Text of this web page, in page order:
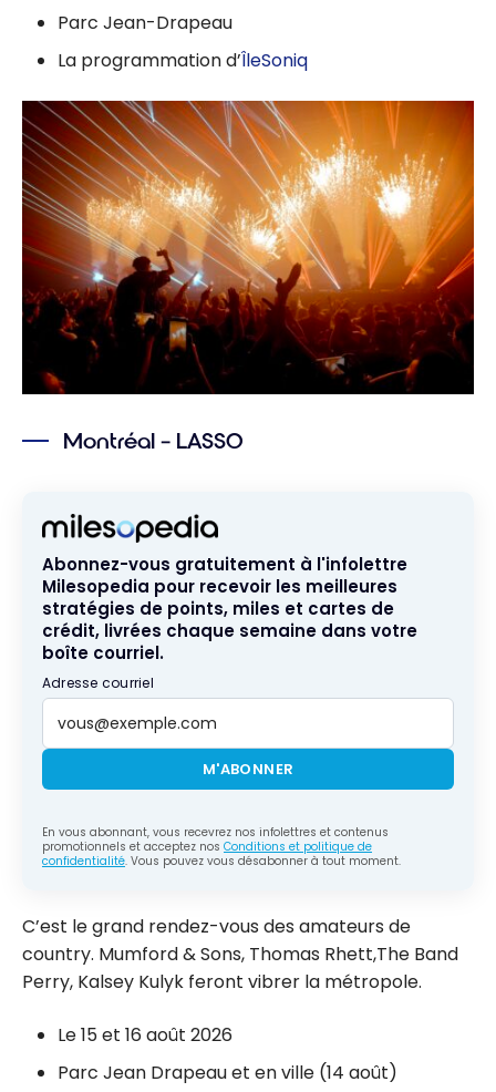
Parc Jean-Drapeau
La programmation d’ÎleSoniq
Montréal – LASSO
Abonnez-vous gratuitement à l'infolettre
Milesopedia pour recevoir les meilleures
stratégies de points, miles et cartes de
crédit, livrées chaque semaine dans votre
boîte courriel.
Adresse courriel
M'ABONNER
En vous abonnant, vous recevrez nos infolettres et contenus
promotionnels et acceptez nos Conditions et politique de
confidentialité. Vous pouvez vous désabonner à tout moment.
C’est le grand rendez-vous des amateurs de
country. Mumford & Sons, Thomas Rhett,The Band
Perry, Kalsey Kulyk feront vibrer la métropole.
Le 15 et 16 août 2026
Parc Jean Drapeau et en ville (14 août)